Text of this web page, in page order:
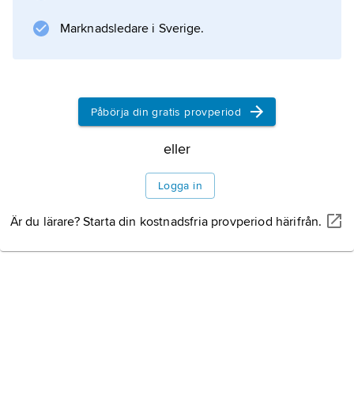
Marknadsledare i Sverige.
Påbörja din gratis provperiod
eller
Logga in
Är du lärare? Starta din kostnadsfria provperiod härifrån.